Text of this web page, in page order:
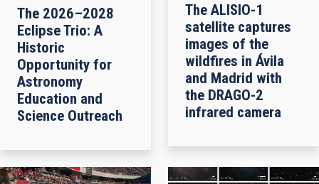
The 2026–2028
Eclipse Trio: A
Historic
Opportunity for
Astronomy
Education and
Science Outreach
The ALISIO-1
satellite captures
images of the
wildfires in Ávila
and Madrid with
the DRAGO-2
infrared camera